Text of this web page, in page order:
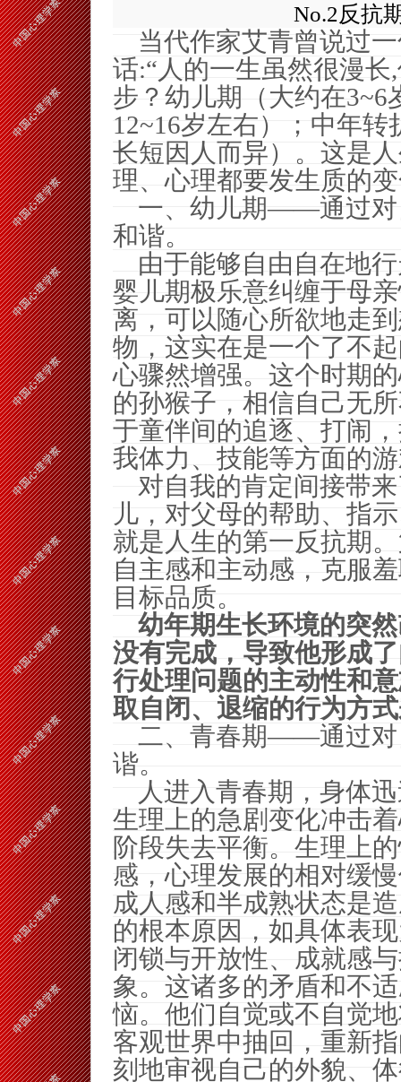
No.2反抗
当代作家艾青曾说过
话:“人的一生虽然很漫长,
步？幼儿期（大约在3~6
12~16岁左右）；中年转
长短因人而异）。这是
理、心理都要发生质的
一、幼儿期——通过对
和谐。
由于能够自由自在地
婴儿期极乐意纠缠于母
离，可以随心所欲地走
物，这实在是一个了不
心骤然增强。这个时期
的孙猴子，相信自己无
于童伴间的追逐、打闹
我体力、技能等方面的
对自我的肯定间接带
儿，对父母的帮助、指
就是人生的第一反抗期
自主感和主动感，克服
目标品质。
幼年期生长环境的突
没有完成，导致他形成
行处理问题的主动性和
取自闭、退缩的行为方
二、青春期——通过对
谐。
人进入青春期，身体
生理上的急剧变化冲击
阶段失去平衡。生理上
感，心理发展的相对缓
成人感和半成熟状态是
的根本原因，如具体表
闭锁与开放性、成就感
象。这诸多的矛盾和不
恼。他们自觉或不自觉
客观世界中抽回，重新
刻地审视自己的外貌、